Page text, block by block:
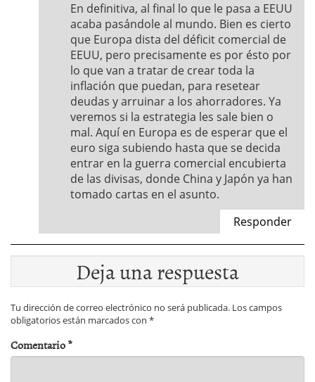
En definitiva, al final lo que le pasa a EEUU
acaba pasándole al mundo. Bien es cierto
que Europa dista del déficit comercial de
EEUU, pero precisamente es por ésto por
lo que van a tratar de crear toda la
inflación que puedan, para resetear
deudas y arruinar a los ahorradores. Ya
veremos si la estrategia les sale bien o
mal. Aquí en Europa es de esperar que el
euro siga subiendo hasta que se decida
entrar en la guerra comercial encubierta
de las divisas, donde China y Japón ya han
tomado cartas en el asunto.
Responder
Deja una respuesta
Tu dirección de correo electrónico no será publicada. Los campos
obligatorios están marcados con *
Comentario*